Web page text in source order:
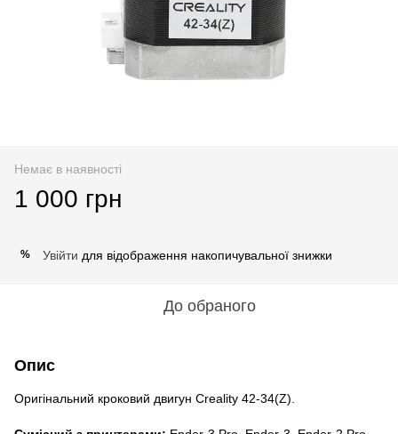
Немає в наявності
1 000 грн
% Увійти для відображення накопичувальної знижки
До обраного
Опис
Оригінальний кроковий двигун Creality 42-34(Z).